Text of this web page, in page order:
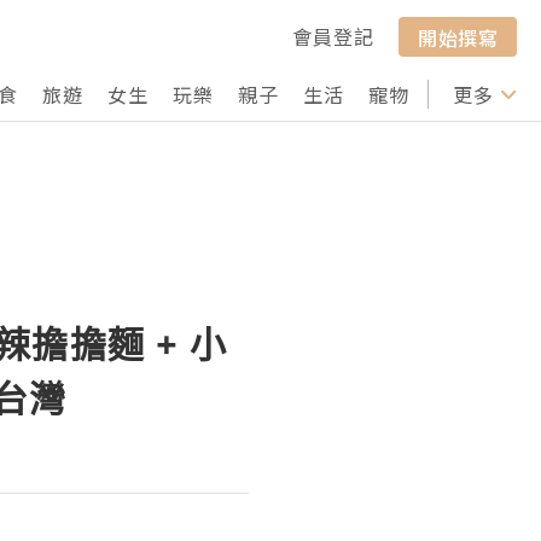
會員登記
開始撰寫
旅遊 女生 玩樂 親子 生活 寵物 行山 打卡
更多
擔擔麵 + 小
灣